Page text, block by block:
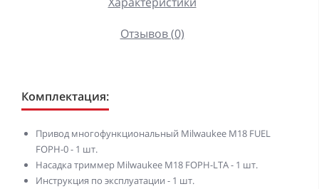
Отзывов (0)
Комплектация:
Привод многофункциональный Milwaukee M18 FUEL
FOPH-0 - 1 шт.
Насадка триммер Milwaukee M18 FOPH-LTA - 1 шт.
Инструкция по эксплуатации - 1 шт.